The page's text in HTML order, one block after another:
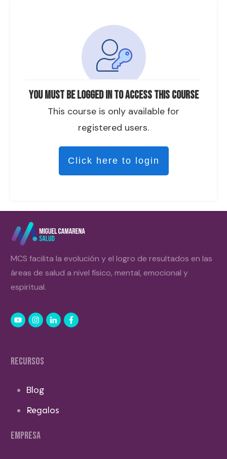
You must be logged in to access this course
This course is only available for
registered users.
Click here to login
MCS facilita la evolución y el logro de resultados en las
áreas de salud a nivel físico, mental, emocional y
espiritual.
RECURSOS
Blog
Regalos
EMPRESA